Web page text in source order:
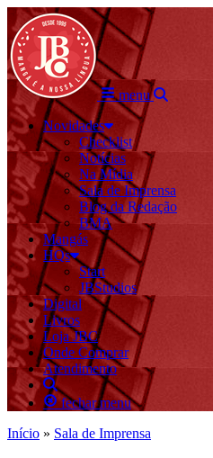
menu
Novidades
Checklist
Notícias
Na Mídia
Sala de Imprensa
Blog da Redação
BMA
Mangás
HQs
Start
JBStudios
Digital
Livros
Loja JBC
Onde Comprar
Atendimento
fechar menu
Início » Sala de Imprensa